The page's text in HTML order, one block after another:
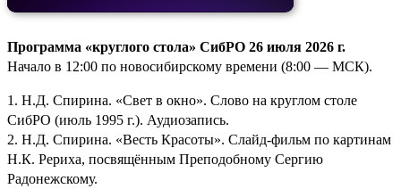
Программа «круглого стола» СибРО 26 июля 2026 г.
Начало в 12:00 по новосибирскому времени (8:00 — МСК).
1. Н.Д. Спирина. «Свет в окно». Слово на круглом столе
СибРО (июль 1995 г.). Аудиозапись.
2. Н.Д. Спирина. «Весть Красоты». Слайд-фильм по картинам
Н.К. Рериха, посвящённым Преподобному Сергию
Радонежскому.